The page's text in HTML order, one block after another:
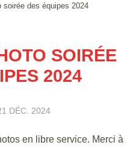
soirée des équipes 2024
SOIRÉE
2024
DÉC. 2024
en libre service. Merci à